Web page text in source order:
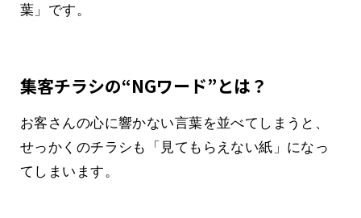
葉」です。
集客チラシの“NGワード”とは？
お客さんの心に響かない言葉を並べてしまうと、
せっかくのチラシも「見てもらえない紙」になっ
てしまいます。